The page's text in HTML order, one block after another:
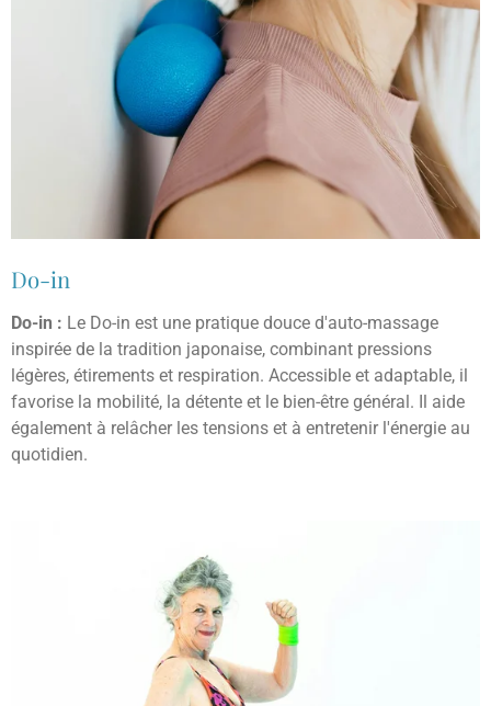
Do-in
Do-in : Le Do-in est une pratique douce d'auto-massage
inspirée de la tradition japonaise, combinant pressions
légères, étirements et respiration. Accessible et adaptable, il
favorise la mobilité, la détente et le bien-être général. Il aide
également à relâcher les tensions et à entretenir l'énergie au
quotidien.